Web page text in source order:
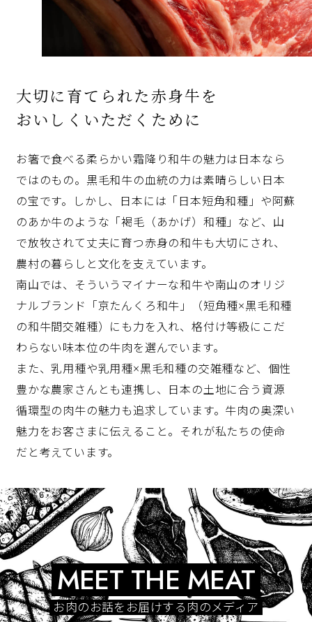
大切に育てられた赤身牛を
おいしくいただくために
お箸で食べる柔らかい霜降り和牛の魅力は日本なら
ではのもの。黒毛和牛の血統の力は素晴らしい日本
の宝です。しかし、日本には「日本短角和種」や阿蘇
のあか牛のような「褐毛（あかげ）和種」など、山
で放牧されて丈夫に育つ赤身の和牛も大切にされ、
農村の暮らしと文化を支えています。
南山では、そういうマイナーな和牛や南山のオリジ
ナルブランド「京たんくろ和牛」（短角種×黒毛和種
の和牛間交雑種）にも力を入れ、格付け等級にこだ
わらない味本位の牛肉を選んでいます。
また、乳用種や乳用種×黒毛和種の交雑種など、個性
豊かな農家さんとも連携し、日本の土地に合う資源
循環型の肉牛の魅力も追求しています。牛肉の奥深い
魅力をお客さまに伝えること。それが私たちの使命
だと考えています。
MEET THE MEAT
お肉のお話をお届けする肉のメディア